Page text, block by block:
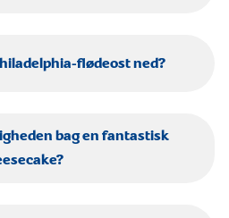
flødeost ned?
bag en fantastisk